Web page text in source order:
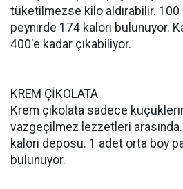
tüketilmezse kilo aldırabilir. 100
peynirde 174 kalori bulunuyor.
400'e kadar çıkabiliyor.
KREM ÇİKOLATA
Krem çikolata sadece
vazgeçilmez lezzetleri
kalori deposu. 1 adet orta boy
bulunuyor.